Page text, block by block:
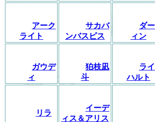
アーク
ライト
サカバ
ンバスピス
ダ
ィン
ガウデ
ィ
狛枝凪
斗
ラ
ハルト
リラ
イーデ
ィス＆アリス